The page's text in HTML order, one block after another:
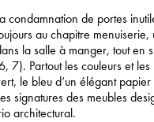
condamnation de portes
au chapitre menuiserie,
la salle à manger, tout en
7). Partout les couleurs et les
le bleu d’un élégant
signatures des meubles
architectural.